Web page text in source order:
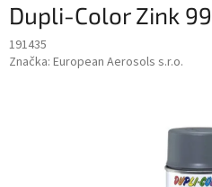
Dupli-Color Zink
191435
Značka: European Aerosols s.r.o.